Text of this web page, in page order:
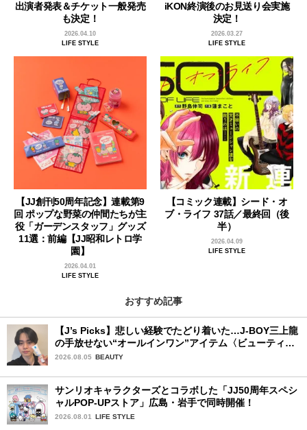
出演者発表＆チケット一般発売
も決定！
2026.04.10
LIFE STYLE
iKON終演後のお見送り会実施
決定！
2026.03.27
LIFE STYLE
【JJ創刊50周年記念】連載第9
回 ポップな野菜の仲間たちが主
役「ガーデンスタッフ」グッズ
11選：前編【JJ昭和レトロ学
園】
2026.04.01
LIFE STYLE
【コミック連載】シード・オ
ブ・ライフ 37話／最終回（後
半）
2026.04.09
LIFE STYLE
おすすめ記事
【J’s Picks】悲しい経験でたどり着いた…J-BOY三上龍
の手放せない“オールインワン”アイテム〈ビューティ＆
ファッション夏の必需品〉
2026.08.05 BEAUTY
サンリオキャラクターズとコラボした「JJ50周年スペシ
ャルPOP-UPストア」広島・岩手で同時開催！
2026.08.01 LIFE STYLE